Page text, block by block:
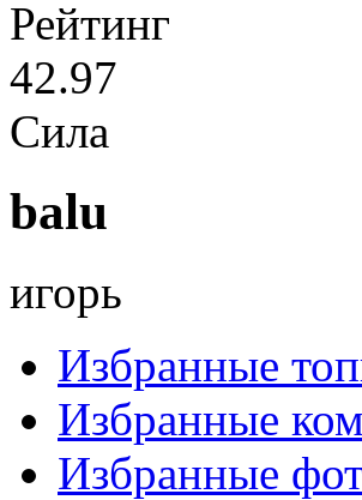
Рейтинг
42.97
Сила
balu
игорь
Избранные
Избранные
Избранные